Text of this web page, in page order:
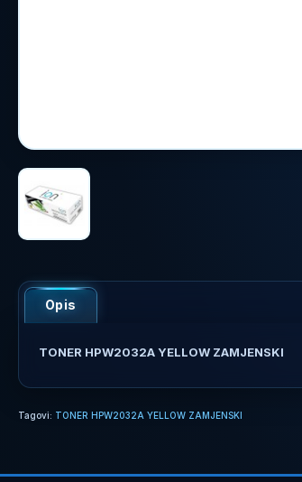
Opis
TONER HPW2032A YELLOW ZAMJENSKI
Tagovi: TONER HPW2032A YELLOW ZAMJENSKI